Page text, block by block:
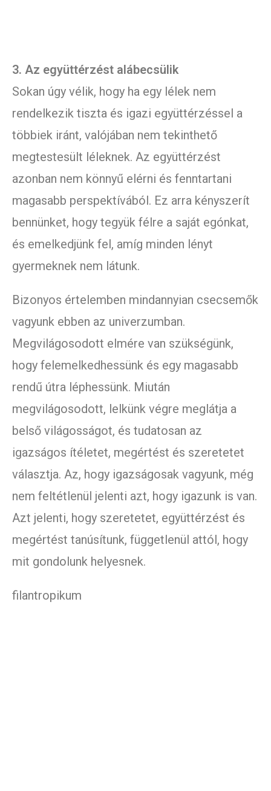
3. Az együttérzést alábecsülik
Sokan úgy vélik, hogy ha egy lélek nem
rendelkezik tiszta és igazi együttérzéssel a
többiek iránt, valójában nem tekinthető
megtestesült léleknek. Az együttérzést
azonban nem könnyű elérni és fenntartani
magasabb perspektívából. Ez arra kényszerít
bennünket, hogy tegyük félre a saját egónkat,
és emelkedjünk fel, amíg minden lényt
gyermeknek nem látunk.
Bizonyos értelemben mindannyian csecsemők
vagyunk ebben az univerzumban.
Megvilágosodott elmére van szükségünk,
hogy felemelkedhessünk és egy magasabb
rendű útra léphessünk. Miután
megvilágosodott, lelkünk végre meglátja a
belső világosságot, és tudatosan az
igazságos ítéletet, megértést és szeretetet
választja. Az, hogy igazságosak vagyunk, még
nem feltétlenül jelenti azt, hogy igazunk is van.
Azt jelenti, hogy szeretetet, együttérzést és
megértést tanúsítunk, függetlenül attól, hogy
mit gondolunk helyesnek.
filantropikum